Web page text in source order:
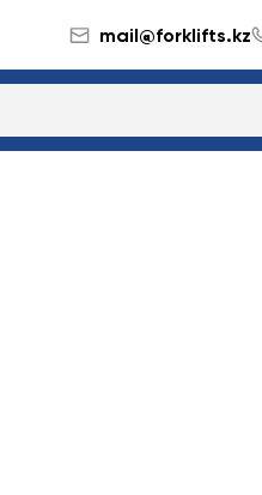
mail@forklifts.kz